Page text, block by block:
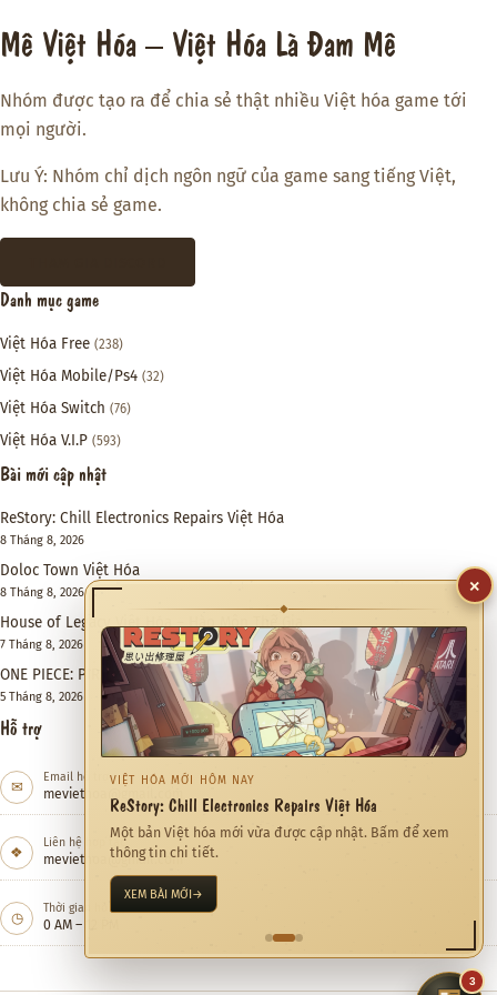
Mê Việt Hóa – Việt Hóa Là Đam Mê
Nhóm được tạo ra để chia sẻ thật nhiều Việt hóa game tới
mọi người.
Lưu Ý: Nhóm chỉ dịch ngôn ngữ của game sang tiếng Việt,
không chia sẻ game.
Danh mục game
Việt Hóa Free (238)
Việt Hóa Mobile/Ps4 (32)
Việt Hóa Switch (76)
Việt Hóa V.I.P (593)
Bài mới cập nhật
ReStory: Chill Electronics Repairs Việt Hóa
8 Tháng 8, 2026
Doloc Town Việt Hóa
8 Tháng 8, 2026
House of Legacy Việt Hóa – Hào Môn Thế Gia
7 Tháng 8, 2026
ONE PIECE: PIRATE WARRIORS 4 Việt Hóa
5 Tháng 8, 2026
Hỗ trợ
✉ Email hỗ trợ
meviethoa@gmail.com
❖ Liên hệ hợp tác
meviethoa@gmail.com
◷ Thời gian hỗ trợ
0 AM – 12 PM
◆
QUÀ TẶNG NHÀ SÁNG TẠO
Bạn là YouTuber/Streamer?
💎 Đặc quyền VIP – Hoàn toàn miễn phí!
📺 Truy cập sớm các bản dịch mới nhất
🔥 Nhận thêm nhiều quyền lợi hấp dẫn khác
XEM QUYỀN LỢI FREE VIP
3